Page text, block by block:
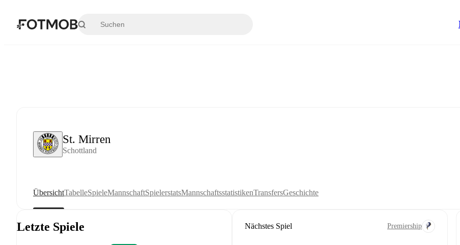
St. Mirren
Schottland
ÜbersichtTabelleSpieleMannschaftSpielerstatsMannschaftsstatistikenTransfersGeschichte
Letzte Spiele Nächstes Spiel Premiership